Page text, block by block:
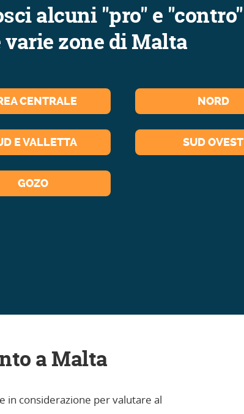
alcuni "pro" e "contro"
varie zone di Malta
CENTRALE NORD
E VALLETTA SUD OVEST
GOZO
a Malta
in considerazione per valutare al